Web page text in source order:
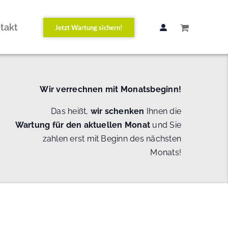
Jetzt Wartung sichern!
Wir verrechnen mit Monatsbeginn!
Das heißt, wir schenken Ihnen die
Wartung für den aktuellen Monat und Sie
zahlen erst mit Beginn des nächsten
Monats!